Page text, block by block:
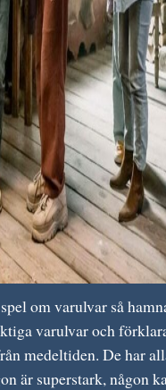
om varulvar så
varulvar och
medeltiden. De har
är superstark, någon